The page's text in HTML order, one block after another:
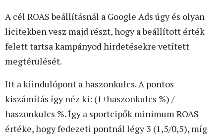
A cél ROAS beállításnál a Google Ads úgy és olyan
licitekben vesz majd részt, hogy a beállított érték
felett tartsa kampányod hirdetésekre vetített
megtérülését.
Itt a kiindulópont a haszonkulcs. A pontos
kiszámítás így néz ki: (1+haszonkulcs %) /
haszonkulcs %. Így a sportcipők minimum ROAS
értéke, hogy fedezeti pontnál légy 3 (1,5/0,5), míg